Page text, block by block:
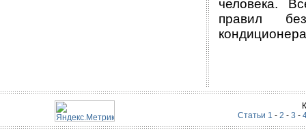
человека.
правил
Статьи 1 - 2 - 3 -